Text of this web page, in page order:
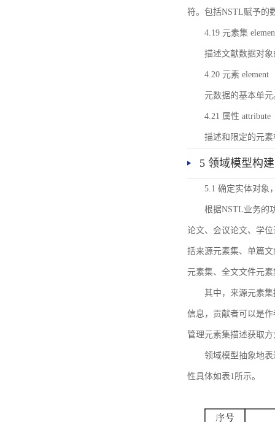
符。包括NSTL赋予的
4.19 元素集
描述文献数据对
4.20 元素 element
元数据的基本单元
4.21 属性 attribute
描述和限定的元
5 领域模型构建
5.1 确定实体对象
根据NSTL业务的
论文、会议论文、学
括来源元素集、单篇
元素集、全文文件元
其中，来源元素
信息，贡献者可以是
管理元素集描述获取
领域模型抽象地
性具体如表1所示。